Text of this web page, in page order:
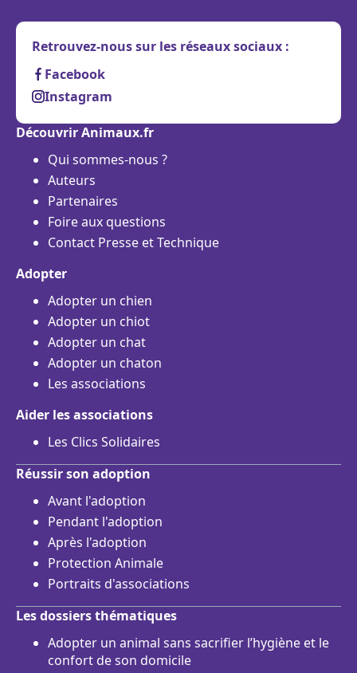
Retrouvez-nous sur les réseaux sociaux :
Facebook
Instagram
Découvrir Animaux.fr
Qui sommes-nous ?
Auteurs
Partenaires
Foire aux questions
Contact Presse et Technique
Adopter
Adopter un chien
Adopter un chiot
Adopter un chat
Adopter un chaton
Les associations
Aider les associations
Les Clics Solidaires
Réussir son adoption
Avant l'adoption
Pendant l'adoption
Après l'adoption
Protection Animale
Portraits d'associations
Les dossiers thématiques
Adopter un animal sans sacrifier l’hygiène et le
confort de son domicile